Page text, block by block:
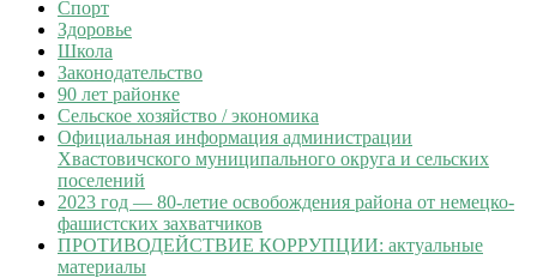
Спорт
Здоровье
Школа
Законодательство
90 лет районке
Сельское хозяйство / экономика
Официальная информация администрации
Хвастовичского муниципального округа и сельских
поселений
2023 год — 80-летие освобождения района от немецко-
фашистских захватчиков
ПРОТИВОДЕЙСТВИЕ КОРРУПЦИИ: актуальные
материалы